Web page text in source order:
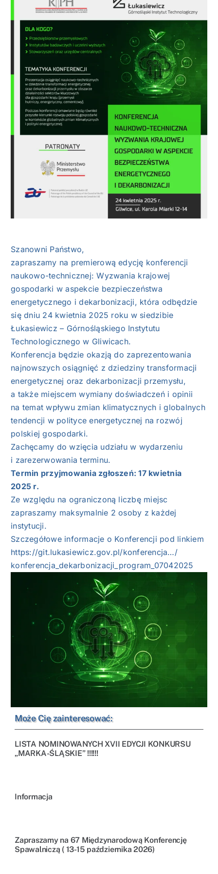
NASI EKSPERCI
GALERIA
KOMITETY
MARKA ŚLĄSKIE
KONTAKT
Szanowni Państwo,
zapraszamy na premierową edycję konferencji
naukowo-technicznej: Wyzwania krajowej
gospodarki w aspekcie bezpieczeństwa
energetycznego i dekarbonizacji, która odbędzie
się dniu 24 kwietnia 2025 roku w siedzibie
Łukasiewicz – Górnośląskiego Instytutu
Technologicznego w Gliwicach.
Konferencja będzie okazją do zaprezentowania
najnowszych osiągnięć z dziedziny transformacji
energetycznej oraz dekarbonizacji przemysłu,
a także miejscem wymiany doświadczeń i opinii
na temat wpływu zmian klimatycznych i globalnych
tendencji w polityce energetycznej na rozwój
polskiej gospodarki.
Zachęcamy do wzięcia udziału w wydarzeniu
i zarezerwowania terminu.
Termin przyjmowania zgłoszeń: 17 kwietnia
2025 r.
Ze względu na ograniczoną liczbę miejsc
zapraszamy maksymalnie 2 osoby z każdej
instytucji.
Szczegółowe informacje o Konferencji pod linkiem
https://git.lukasiewicz.gov.pl/konferencja…/
konferencja_dekarbonizacji_program_07042025
Może Cię zainteresować:
LISTA NOMINOWANYCH XVII EDYCJI KONKURSU
„MARKA-ŚLĄSKIE” !!!!!!
Informacja
Zapraszamy na 67 Międzynarodową Konferencję
Spawalniczą ( 13-15 października 2026)